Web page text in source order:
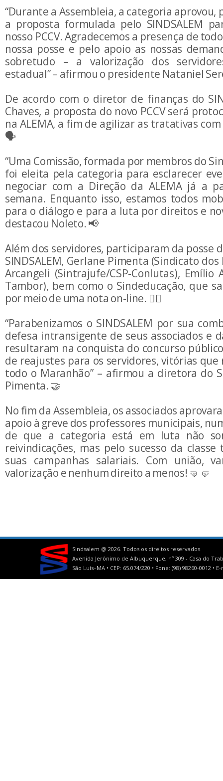
“Durante a Assembleia, a categoria aprovou,
a proposta formulada pelo SINDSALEM
nosso PCCV. Agradecemos a presença de
nossa posse e pelo apoio as nossas
sobretudo – a valorização dos
estadual” – afirmou o presidente Nataniel
De acordo com o diretor de finanças do
Chaves, a proposta do novo PCCV será
na ALEMA, a fim de agilizar as tratativas
🗣️
“Uma Comissão, formada por membros do
foi eleita pela categoria para esclarecer
negociar com a Direção da ALEMA já a
semana. Enquanto isso, estamos todos
para o diálogo e para a luta por direitos e
destacou Noleto. 📢
Além dos servidores, participaram da posse
SINDSALEM, Gerlane Pimenta (Sindicato dos
Arcangeli (Sintrajufe/CSP-Conlutas), Emílio
Tambor), bem como o Sindeducação, que
por meio de uma nota on-line. 👍🏼
“Parabenizamos o SINDSALEM por sua
defesa intransigente de seus associados e
resultaram na conquista do concurso
de reajustes para os servidores, vitórias
todo o Maranhão” – afirmou a diretora do
Pimenta. 🤝
No fim da Assembleia, os associados
apoio à greve dos professores municipais,
de que a categoria está em luta não
reivindicações, mas pelo sucesso da
suas campanhas salariais. Com união,
valorização e nenhum direito a menos! 🤜🤛
Sindsalem @ 2026. Todos os direitos reservados.
Avenida Jerônimo de Albuquerque, nº 309 - Casa do
São Luís–MA • CEP: 65.074/220 • Fone: (98) 98260-0012